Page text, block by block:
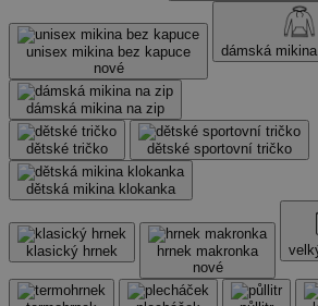
unisex mikina bez kapuce
nové
dámská
dámská mikina na zip
dětské tričko dětské sportovní tričko
dětská mikina klokanka
klasický hrnek
hrnek makronka
nové